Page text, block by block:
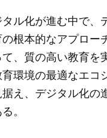
ル化が進む中で、
の根本的なアプロ
、質の高い教育を
環境の最適なエコ
え、デジタル化の
。